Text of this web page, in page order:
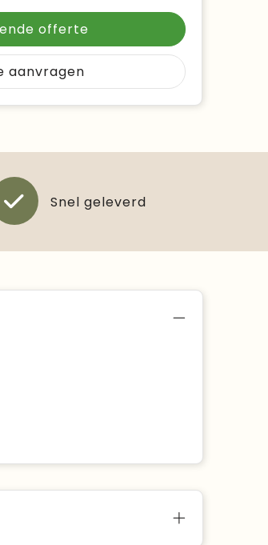
offerte
aanvragen
Snel geleverd